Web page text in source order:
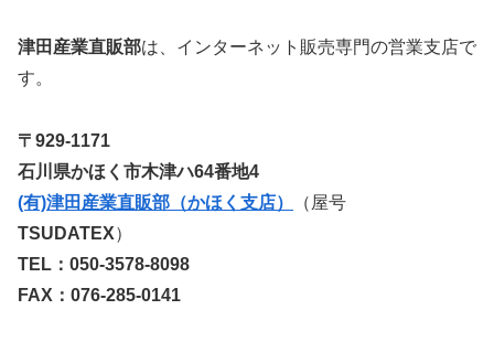
津田産業直販部は、インターネット販売専門の営業支店で
す。
〒929-1171
石川県かほく市木津ハ64番地4
(有)津田産業直販部（かほく支店）
（屋号
TSUDATEX）
TEL：050-3578-8098
FAX：076-285-0141